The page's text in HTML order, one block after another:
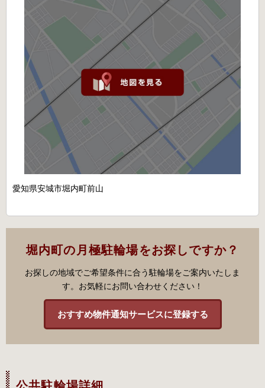
愛知県安城市堀内町前山
堀内町の月極駐輪場をお探しですか？
お探しの地域でご希望条件に合う駐輪場をご案内いたしま
す。お気軽にお問い合わせください！
おすすめ物件通知サービスに登録する